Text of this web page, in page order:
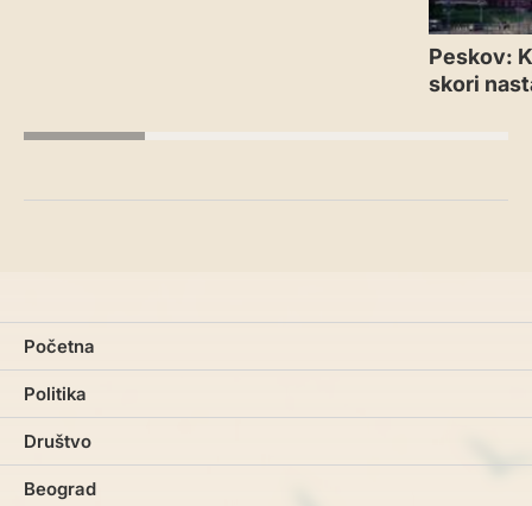
Peskov:
skori
Početna
Politika
Društvo
Beograd